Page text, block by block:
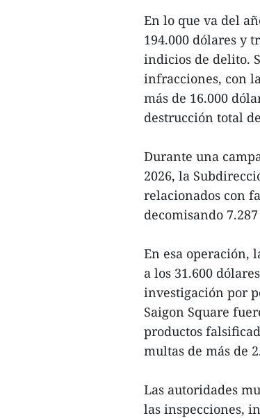
En lo que va del
194.000 dólares y
indicios de delito.
infracciones, con
más de 16.000
destrucción total
Durante una
2026, la
relacionados con
decomisando
En esa operación,
a los 31.600
investigación por
Saigon Square
productos
multas de más de
Las autoridades
las inspecciones,